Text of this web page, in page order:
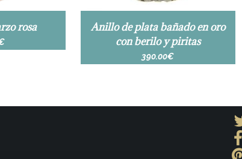
rosa
Anillo de plata bañado en oro
con berilo y piritas
390.00€